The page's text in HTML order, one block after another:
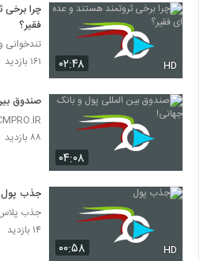
۰۲:۴۸ HD
چرا برخی
فقیر؟
تندخوانی
۱۶۱ بازدید
۰۴:۰۸
صندوق
۸۸ بازدید
۰۰:۵۸ HD
جذب پول
جذب
۱۴ بازدید